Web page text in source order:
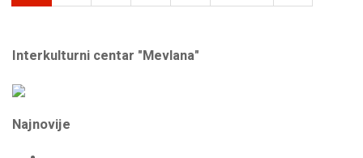
Interkulturni centar "Mevlana"
Najnovije